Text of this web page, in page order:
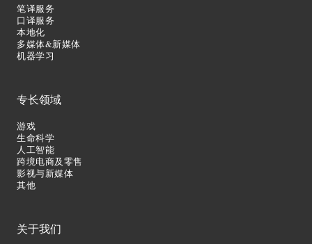
笔译服务
口译服务
本地化
多媒体&新媒体
机器学习
专长领域
游戏
生命科学
人工智能
跨境电商及零售
影视与新媒体
其他
关于我们